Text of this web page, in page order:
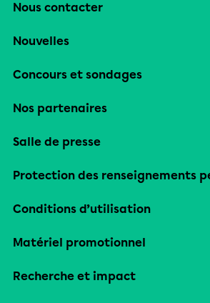
Nous contacter
Nouvelles
Concours et sondages
Nos partenaires
Salle de presse
Protection des renseignements
Conditions d’utilisation
Matériel promotionnel
Recherche et impact